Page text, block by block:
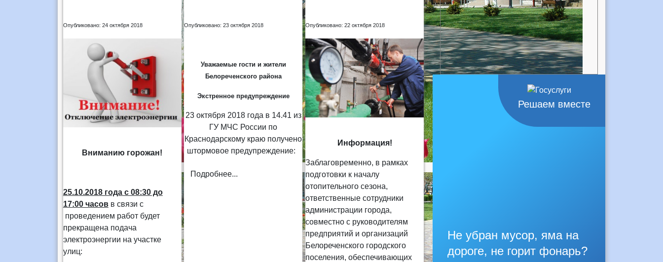
Опубликовано: 24 октября 2018
Вниманию горожан!
25.10.2018 годас 08:30 до
17:00 часовв связи с
проведением работ будет
прекращена подача
электроэнергии на участке
улиц:
Опубликовано: 23 октября 2018
Уважаемые гости и жители
Белореченского района
Экстренное предупреждение
23 октября 2018 года в 14.41 из
ГУ МЧС России по
Краснодарскому краю получено
штормовое предупреждение:
Подробнее...
Опубликовано: 22 октября 2018
Информация!
Заблаговременно, в рамках
подготовки к началу
отопительного сезона,
ответственные сотрудники
администрации города,
совместно с руководителям
предприятий и организаций
Белореченского городского
поселения, обеспечивающих
Решаем вместе
Не убран мусор, яма на
дороге, не горит фонарь?